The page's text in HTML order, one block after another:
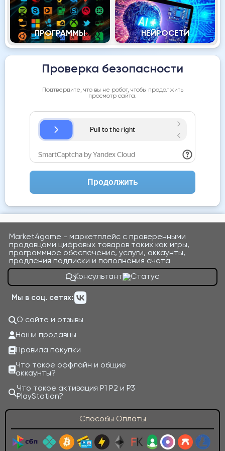
ПРОГРАММЫ НЕЙРОСЕТИ
Проверка безопасности
Подтвердите, что вы не робот, чтобы продолжить
просмотр сайта.
Продолжить
Market4game - маркетплейс с проверенными
продавцами цифровых товаров таких как игры,
программное обеспечение, услуги, аккаунты,
продления подписки и пополнения счета
Консультант
Мы в соц. сетях:
О сайте и отзывы
Наши продавцы
Правила покупки
Что такое оффлайн и общие
аккаунты?
Что такое активация P1 P2 и P3
PlayStation?
Способы Оплаты